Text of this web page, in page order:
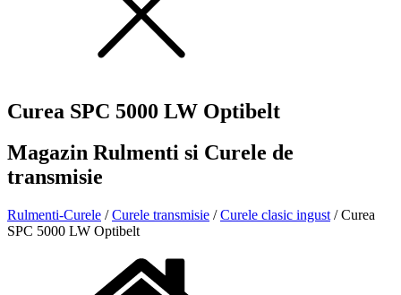
Curea SPC 5000 LW Optibelt
Magazin Rulmenti si Curele de
transmisie
Rulmenti-Curele /Curele transmisie /Curele clasic ingust / Curea
SPC 5000 LW Optibelt